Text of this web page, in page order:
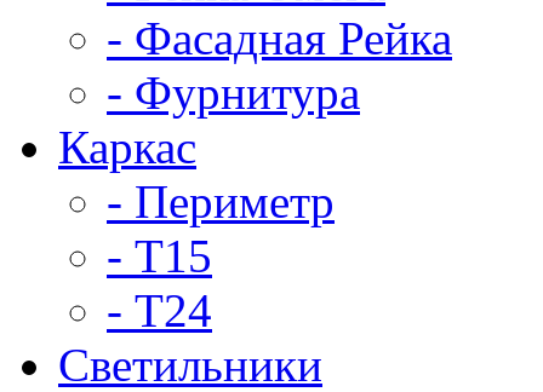
- Фасадная Рейка
- Фурнитура
Каркас
- Периметр
- Т15
- Т24
Светильники